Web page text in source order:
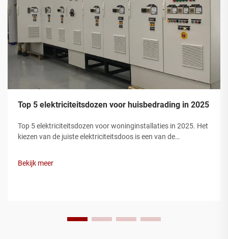
Top 5 elektriciteitsdozen voor huisbedrading in 2025
Top 5 elektriciteitsdozen voor woninginstallaties in 2025. Het
kiezen van de juiste elektriciteitsdoos is een van de
Elektriciteitsdozen beschermen draadverbindingen,
voorkomen brandgevaren en zorgen ervoor dat uw installatie
Bekijk meer